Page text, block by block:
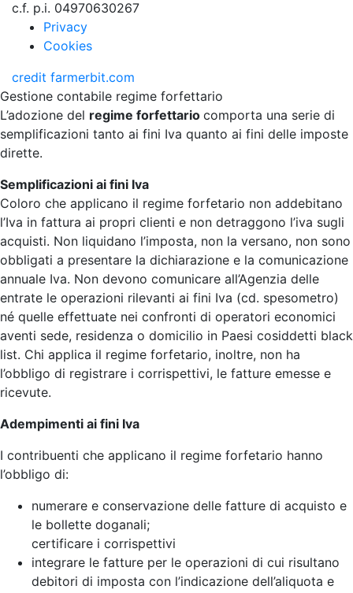
c.f. p.i. 04970630267
Privacy
Cookies
credit farmerbit.com
Gestione contabile regime forfettario
L’adozione del regime forfettario comporta una serie di
semplificazioni tanto ai fini Iva quanto ai fini delle imposte
dirette.
Semplificazioni ai fini Iva
Coloro che applicano il regime forfetario non addebitano
l’Iva in fattura ai propri clienti e non detraggono l’iva sugli
acquisti. Non liquidano l’imposta, non la versano, non sono
obbligati a presentare la dichiarazione e la comunicazione
annuale Iva. Non devono comunicare all’Agenzia delle
entrate le operazioni rilevanti ai fini Iva (cd. spesometro)
né quelle effettuate nei confronti di operatori economici
aventi sede, residenza o domicilio in Paesi cosiddetti black
list. Chi applica il regime forfetario, inoltre, non ha
l’obbligo di registrare i corrispettivi, le fatture emesse e
ricevute.
Adempimenti ai fini Iva
I contribuenti che applicano il regime forfetario hanno
l’obbligo di:
numerare e conservazione delle fatture di acquisto e
le bollette doganali;
certificare i corrispettivi
integrare le fatture per le operazioni di cui risultano
debitori di imposta con l’indicazione dell’aliquota e